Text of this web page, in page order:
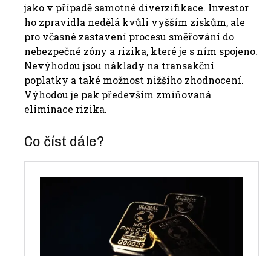
jako v případě samotné diverzifikace. Investor
ho zpravidla nedělá kvůli vyšším ziskům, ale
pro včasné zastavení procesu směřování do
nebezpečné zóny a rizika, které je s ním spojeno.
Nevýhodou jsou náklady na transakční
poplatky a také možnost nižšího zhodnocení.
Výhodou je pak především zmiňovaná
eliminace rizika.
Co číst dále?